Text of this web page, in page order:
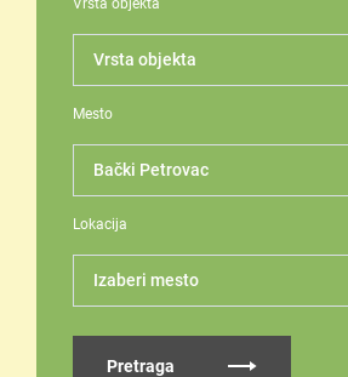
Vrsta objekta
Mesto
Lokacija
Izaberi mesto
Pretraga